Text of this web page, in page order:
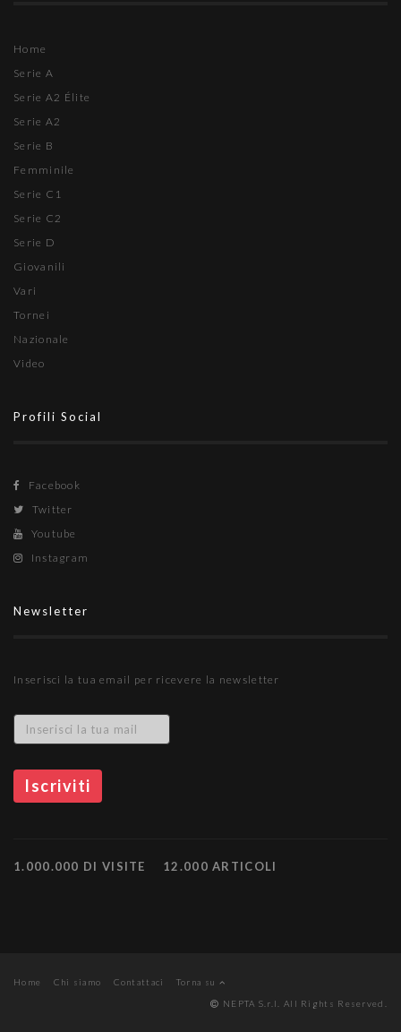
Home
Serie A
Serie A2 Élite
Serie A2
Serie B
Femminile
Serie C1
Serie C2
Serie D
Giovanili
Vari
Tornei
Nazionale
Video
Profili Social
Facebook
Twitter
Youtube
Instagram
Newsletter
Inserisci la tua email per ricevere la newsletter
1.000.000 DI VISITE 12.000 ARTICOLI
Home Chi siamo Contattaci
Torna su
NEPTA S.r.l. All Rights Reserved.